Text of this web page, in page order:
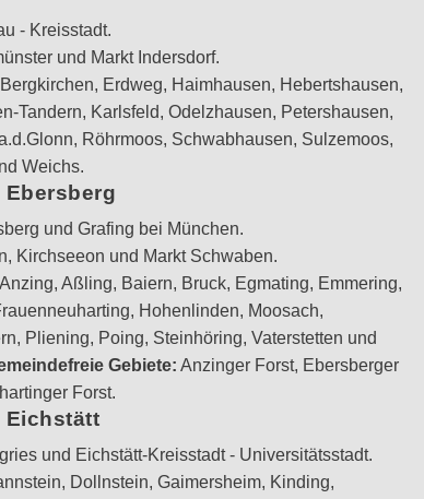
- Kreisstadt.
und Markt Indersdorf.
Bergkirchen, Erdweg, Haimhausen, Hebertshausen,
Tandern, Karlsfeld, Odelzhausen, Petershausen,
Röhrmoos, Schwabhausen, Sulzemoos,
Weichs.
und Grafing bei München.
Kirchseeon und Markt Schwaben.
Anzing, Aßling, Baiern, Bruck, Egmating, Emmering,
Hohenlinden, Moosach,
Pliening, Poing, Steinhöring, Vaterstetten und
Gebiete: Anzinger Forst, Ebersberger
Forst.
Eichstätt
und Eichstätt-Kreisstadt - Universitätsstadt.
Dollnstein, Gaimersheim, Kinding,